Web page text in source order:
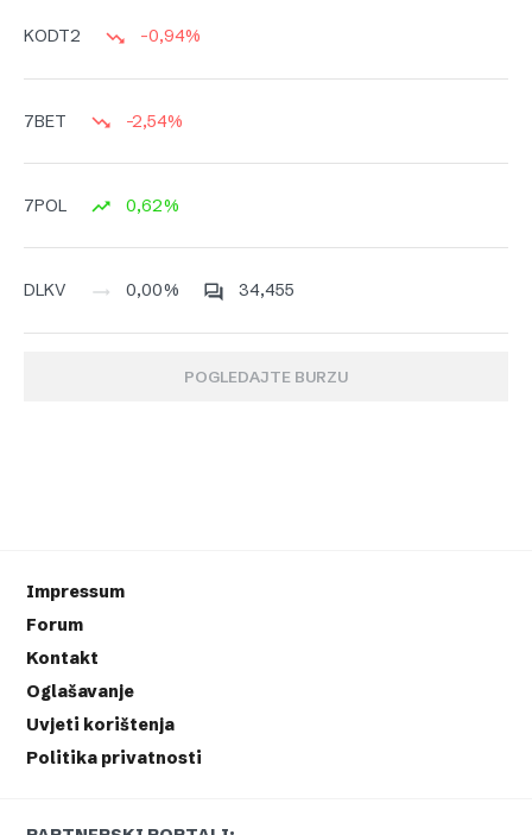
KODT2 -0,94%
7BET -2,54%
7POL 0,62%
DLKV 0,00% 34,455
POGLEDAJTE BURZU
Impressum
Forum
Kontakt
Oglašavanje
Uvjeti korištenja
Politika privatnosti